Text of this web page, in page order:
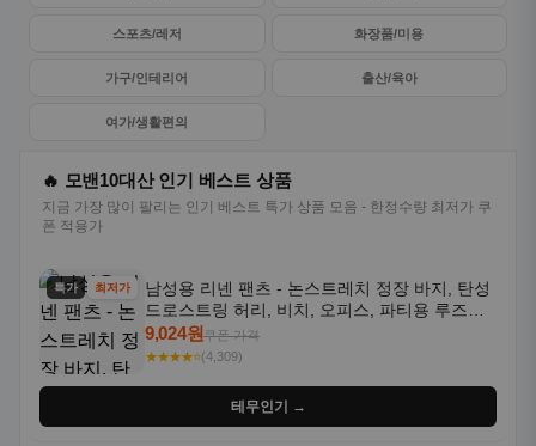
스포츠/레저 화장품/미용
가구/인테리어 출산/육아
여가/생활편의
🔥 모밴10대산 인기 베스트 상품
지금 가장 많이 팔리는 인기 베스트 특가 상품 모음 - 한정수량 최저가 쿠
폰 적용가
특가 최저가
남성용 리넨 팬츠 - 논스트레치 정장 바지, 탄성
드로스트링 허리, 비치, 오피스, 파티용 루즈핏
트라우저 - 세탁기 사용 가능한 캐주얼 정장 의
상
9,024원쿠폰 가격
★★★★⭐(4,309)
테무인기 →